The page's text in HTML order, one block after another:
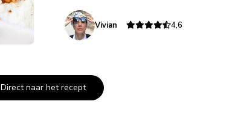
Vivian 4,6
Direct naar het recept